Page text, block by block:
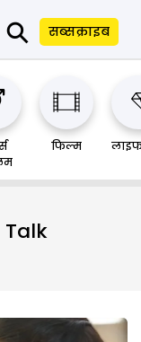
⚲ सब्सक्राइब
फिल्म